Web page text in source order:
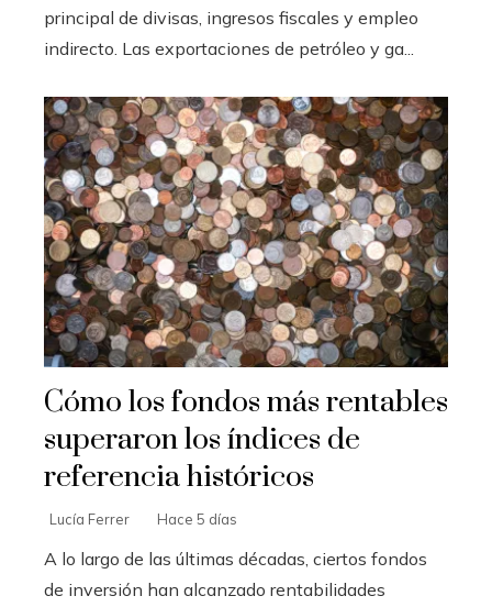
principal de divisas, ingresos fiscales y empleo
indirecto. Las exportaciones de petróleo y ga...
Cómo los fondos más rentables
superaron los índices de
referencia históricos
Lucía Ferrer Hace 5 días
A lo largo de las últimas décadas, ciertos fondos
de inversión han alcanzado rentabilidades